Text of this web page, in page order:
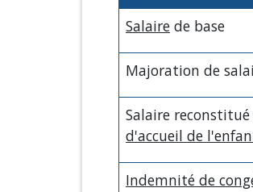
Salaire de base
Majoration de
Salaire
d'accueil de
Indemnité de